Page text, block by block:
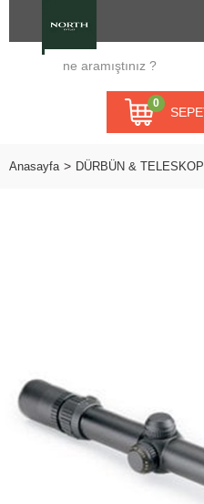
0
Anasayfa DÜRBÜN & TELESKOP